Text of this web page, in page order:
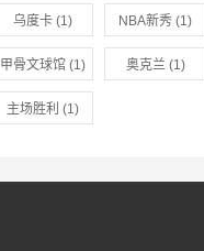
(2)
乌度卡 (1) NBA新秀 (1)
甲骨文球馆 (1) 奥克兰(1)
主场胜利 (1)